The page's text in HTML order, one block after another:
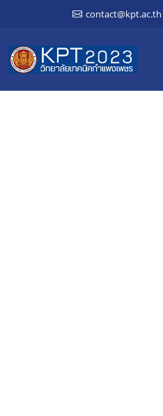
contact@kpt.ac.th